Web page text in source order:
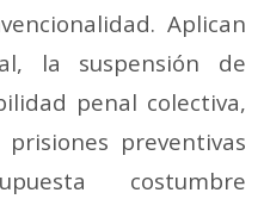
Aplican
la suspensión de
penal colectiva,
preventivas
costumbre